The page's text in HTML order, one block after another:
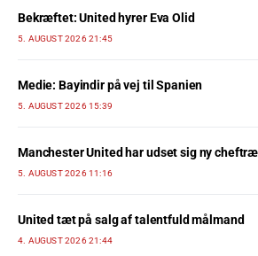
Bekræftet: United hyrer Eva Olid
5. AUGUST 2026 21:45
Medie: Bayindir på vej til Spanien
5. AUGUST 2026 15:39
Manchester United har udset sig ny
5. AUGUST 2026 11:16
United tæt på salg af talentfuld målmand
4. AUGUST 2026 21:44